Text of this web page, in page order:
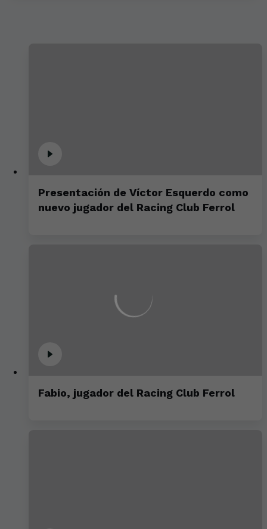
Presentación de Víctor Esquerdo como
nuevo jugador del Racing Club Ferrol
Fabio, jugador del Racing Club Ferrol